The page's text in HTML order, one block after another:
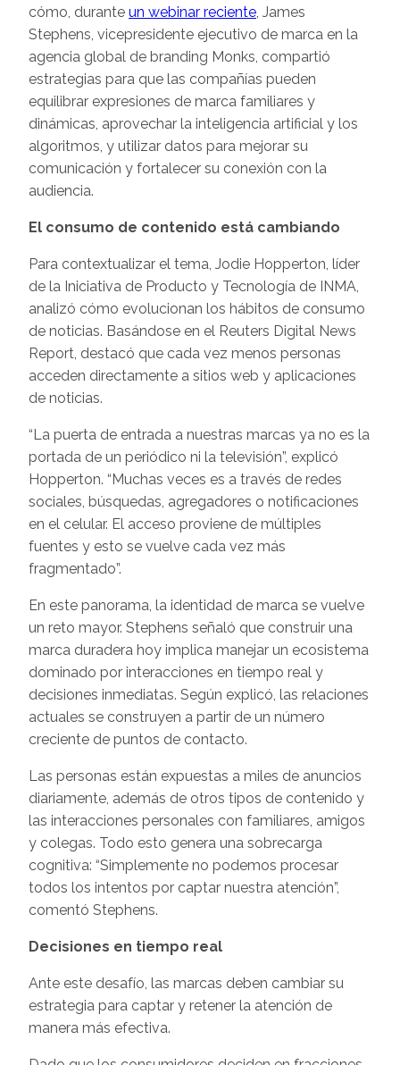
cómo, durante un webinar reciente, James
Stephens, vicepresidente ejecutivo de marca en la
agencia global de branding Monks, compartió
estrategias para que las compañías pueden
equilibrar expresiones de marca familiares y
dinámicas, aprovechar la inteligencia artificial y los
algoritmos, y utilizar datos para mejorar su
comunicación y fortalecer su conexión con la
audiencia.
El consumo de contenido está cambiando
Para contextualizar el tema, Jodie Hopperton, líder
de la Iniciativa de Producto y Tecnología de INMA,
analizó cómo evolucionan los hábitos de consumo
de noticias. Basándose en el Reuters Digital News
Report, destacó que cada vez menos personas
acceden directamente a sitios web y aplicaciones
de noticias.
“La puerta de entrada a nuestras marcas ya no es la
portada de un periódico ni la televisión”, explicó
Hopperton. “Muchas veces es a través de redes
sociales, búsquedas, agregadores o notificaciones
en el celular. El acceso proviene de múltiples
fuentes y esto se vuelve cada vez más
fragmentado”.
En este panorama, la identidad de marca se vuelve
un reto mayor. Stephens señaló que construir una
marca duradera hoy implica manejar un ecosistema
dominado por interacciones en tiempo real y
decisiones inmediatas. Según explicó, las relaciones
actuales se construyen a partir de un número
creciente de puntos de contacto.
Las personas están expuestas a miles de anuncios
diariamente, además de otros tipos de contenido y
las interacciones personales con familiares, amigos
y colegas. Todo esto genera una sobrecarga
cognitiva: “Simplemente no podemos procesar
todos los intentos por captar nuestra atención”,
comentó Stephens.
Decisiones en tiempo real
Ante este desafío, las marcas deben cambiar su
estrategia para captar y retener la atención de
manera más efectiva.